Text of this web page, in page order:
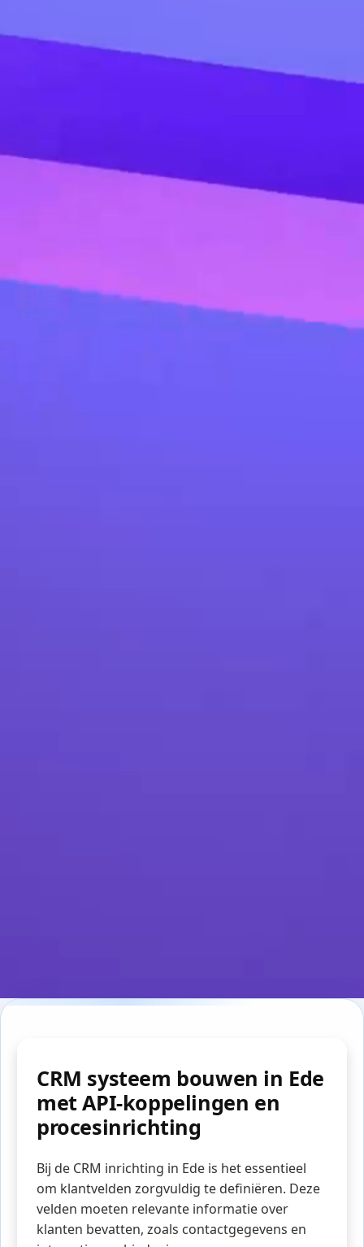
CRM systeem bouwen in Ede
met API-koppelingen en
procesinrichting
Bij de CRM inrichting in Ede is het essentieel
om klantvelden zorgvuldig te definiëren. Deze
velden moeten relevante informatie over
klanten bevatten, zoals contactgegevens en